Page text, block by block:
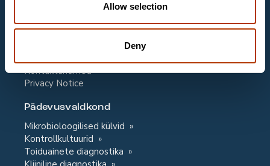
Allow selection
Deny
labema@labema.ee
Kontaktandmed
Privacy Notice
Pädevusvaldkond
Mikrobioloogilised külvid
Kontrollkultuurid
Toiduainete diagnostika